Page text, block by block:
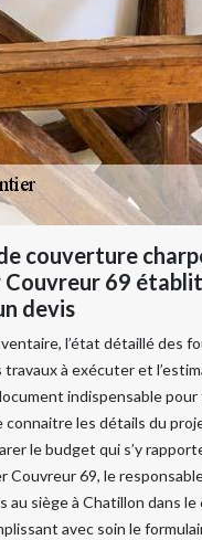
couverture
Couvreur 69 établit
devis
l’état détaillé des
à exécuter et
indispensable
connaitre les détails du
le budget qui s’y
Couvreur 69, le
au siège à Chatillon dans
avec soin le